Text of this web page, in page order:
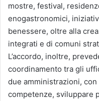
mostre, festival,
enogastronomici,
benessere, oltre alla
integrati e di comuni
L’accordo, inoltre,
coordinamento tra gli
due amministrazioni,
competenze, sviluppare